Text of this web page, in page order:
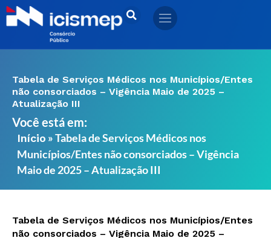
Ir
para
Tabela de Serviços Médicos nos Municípios/Entes
não consorciados – Vigência Maio de 2025 –
Atualização III
Você está em:
Início »Tabela de Serviços Médicos nos
Municípios/Entes não consorciados – Vigência
Maio de 2025 – Atualização III
Tabela de Serviços Médicos nos Municípios/Entes
não consorciados – Vigência Maio de 2025 –